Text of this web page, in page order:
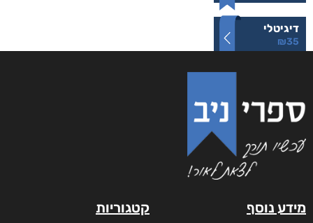
דיגיטלי
₪35
מידע נוסף קטגוריות